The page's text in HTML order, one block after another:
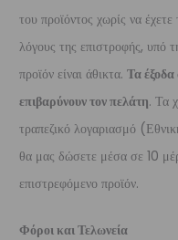
του προϊόντος χωρίς να
λόγους της επιστροφής, υπό
προϊόν είναι άθικτα. Τα
επιβαρύνουν τον πελάτη. Τα
τραπεζικό λογαριασμό
θα μας δώσετε μέσα σε 10
επιστρεφόμενο προϊόν.
Φόροι και Τελωνεία